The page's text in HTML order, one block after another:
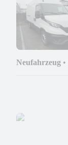
Neufahrzeug •